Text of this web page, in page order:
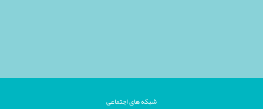
شبکه های اجتماعی